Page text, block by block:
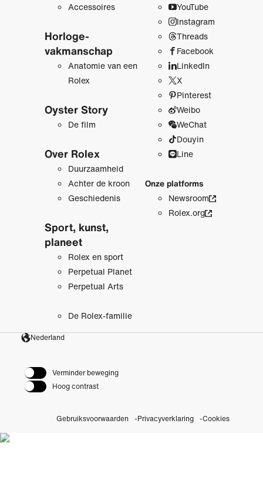
Accessoires
Horloge­
vakmanschap
Anatomie van een
Rolex
Oyster Story
De film
Over Rolex
Duurzaamheid
Achter de kroon
Geschiedenis
Sport, kunst,
planeet
Rolex en sport
Perpetual Planet
Perpetual Arts
De Rolex-familie
YouTube
Instagram
Threads
Facebook
LinkedIn
X
Pinterest
Weibo
WeChat
Douyin
Line
Onze platforms
Newsroom
Rolex.org
Nederland
Verminder beweging
Hoog contrast
Gebruiksvoorwaarden Privacyverklaring Cookies